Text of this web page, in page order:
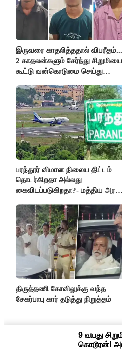
இருவரை காதலித்ததால் விபரீதம்...
2 காதலன்களும் சேர்ந்து சிறுமியை
கூட்டு வன்கொடுமை செய்து
பரந்தூர் விமான நிலைய திட்டம்
தொடர்கிறதா அல்லது
கைவிடப்படுகிறதா?- மத்திய அரசு
திருத்தணி கோவிலுக்கு வந்த
சேகர்பாபு கார் தடுத்து நிறுத்தம்